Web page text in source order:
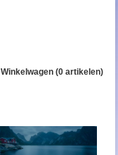
Winkelwagen (0 artikelen)